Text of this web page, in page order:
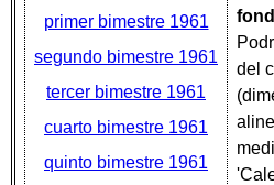
primer bimestre 1961
segundo bimestre 1961
tercer bimestre 1961
cuarto bimestre 1961
quinto bimestre 1961
del